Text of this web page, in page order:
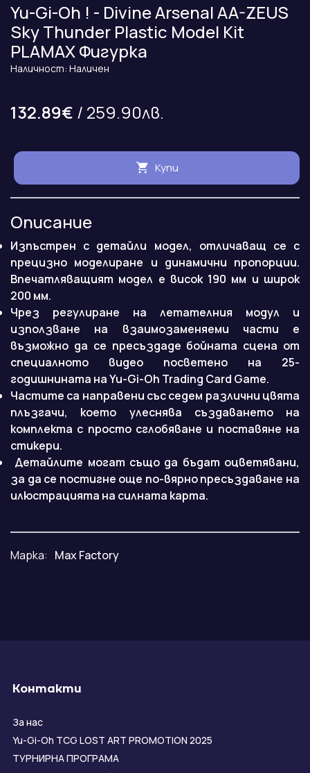
Yu-Gi-Oh ! - Divine Arsenal AA-ZEUS
Sky Thunder Plastic Model Kit
PLAMAX Фигурка
Наличност: Наличен
132.89€ / 259.90лв.
Купи
Описание
Изпъстрен с детайли модел, отличаващ се с
прецизно моделиране и динамични пропорции.
Впечатляващият модел е висок 190 мм и широк
200 мм.
Чрез регулиране на летателния модул и
използване на взаимозаменяеми части е
възможно да се пресъздаде бойната сцена от
специалното видео посветено на 25-
годишнината на Yu-Gi-Oh Trading Card Game.
Частите са направени със седем различни цвята
плъзгачи, което улеснява създаването на
комплекта с просто сглобяване и поставяне на
стикери.
Детайлите могат също да бъдат оцветявани,
за да се постигне още по-вярно пресъздаване на
илюстрацията на силната карта.
Марка: Max Factory
Контакти
За нас
Yu-Gi-Oh TCG LOST ART PROMOTION 2025
ТУРНИРНА ПРОГРАМА